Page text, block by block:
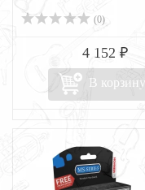
(0)
4 152 ₽
В корзину